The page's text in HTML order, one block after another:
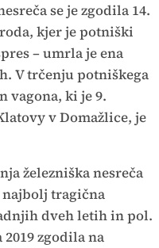
se je zgodila 14.
kjer je potniški
– umrla je ena
V trčenju potniškega
vagona, ki je 9.
v Domažlice, je
železniška nesreča
tragična
dveh letih in pol.
zgodila na